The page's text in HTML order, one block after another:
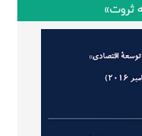
ثروت»